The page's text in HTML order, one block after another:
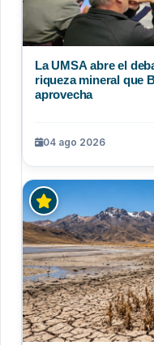
La UMSA abre el
riqueza mineral que
aprovecha
04 ago 2026